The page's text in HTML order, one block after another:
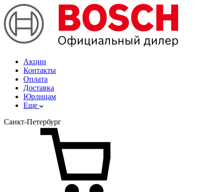
Акции
Контакты
Оплата
Доставка
Юрлицам
Еще
Санкт-Петербург